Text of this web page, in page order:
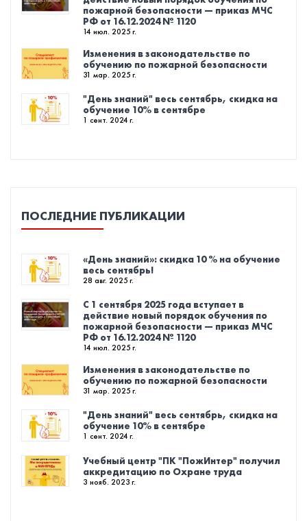
пожарной безопасности — приказ МЧС
РФ от 16.12.2024 № 1120
14 июл. 2025 г.
Изменения в законодательстве по
обучению по пожарной безопасности
31 мар. 2025 г.
"День знаний" весь сентябрь, скидка на
обучение 10% в сентябре
1 сент. 2024 г.
ПОСЛЕДНИЕ ПУБЛИКАЦИИ
«День знаний»: скидка 10 % на обучение
весь сентябрь!
28 авг. 2025 г.
С 1 сентября 2025 года вступает в
действие новый порядок обучения по
пожарной безопасности — приказ МЧС
РФ от 16.12.2024 № 1120
14 июл. 2025 г.
Изменения в законодательстве по
обучению по пожарной безопасности
31 мар. 2025 г.
"День знаний" весь сентябрь, скидка на
обучение 10% в сентябре
1 сент. 2024 г.
Учебный центр "ПК "ПожИнтер" получил
аккредитацию по Охране труда
3 нояб. 2023 г.